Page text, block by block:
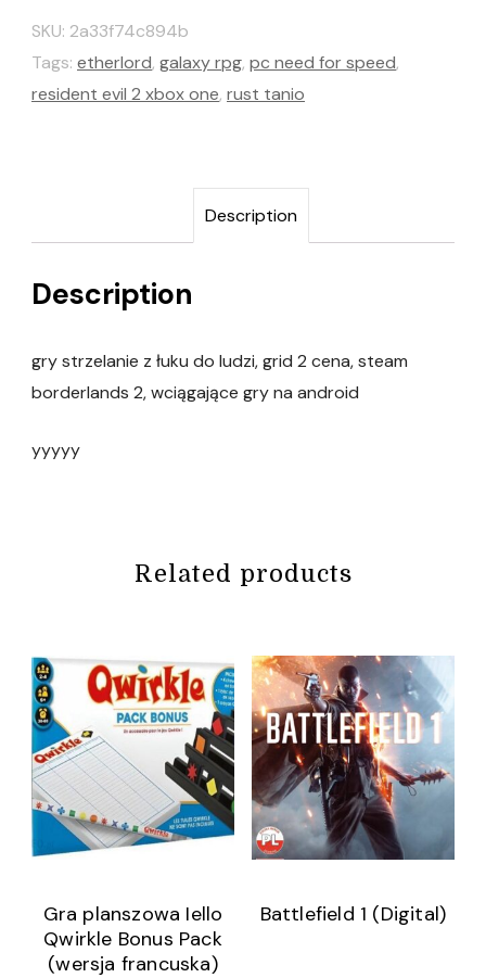
SKU: 2a33f74c894b
Tags: etherlord, galaxy rpg, pc need for speed,
resident evil 2 xbox one, rust tanio
Description
Description
gry strzelanie z łuku do ludzi, grid 2 cena, steam
borderlands 2, wciągające gry na android
yyyyy
Related products
Gra planszowa Iello
Qwirkle Bonus Pack
(wersja francuska)
Battlefield 1 (Digital)